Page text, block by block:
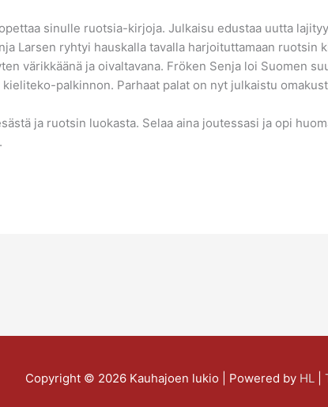
sinulle ruotsia-kirjoja. Julkaisu edustaa uutta
Larsen ryhtyi hauskalla tavalla harjoituttamaan
värikkäänä ja oivaltavana. Fröken Senja loi Suomen
palkinnon. Parhaat palat on nyt julkaistu
ja ruotsin luokasta. Selaa aina joutessasi ja opi
Copyright © 2026 Kauhajoen lukio | Powered by HL